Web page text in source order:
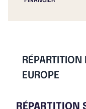
RÉPARTITION
EUROPE